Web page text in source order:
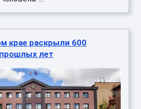
крае раскрыли 600
лет